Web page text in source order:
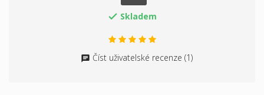
 Skladem
Číst uživatelské recenze (1)